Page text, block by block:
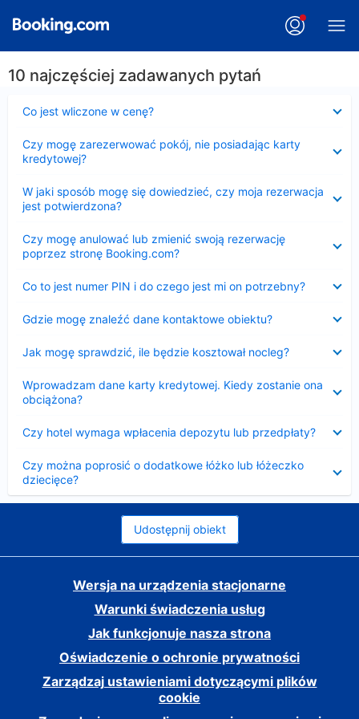
10 najczęściej zadawanych pytań
Co jest wliczone w cenę?
Czy mogę zarezerwować pokój, nie posiadając karty
kredytowej?
W jaki sposób mogę się dowiedzieć, czy moja rezerwacja
jest potwierdzona?
Czy mogę anulować lub zmienić swoją rezerwację
poprzez stronę Booking.com?
Co to jest numer PIN i do czego jest mi on potrzebny?
Gdzie mogę znaleźć dane kontaktowe obiektu?
Jak mogę sprawdzić, ile będzie kosztował nocleg?
Wprowadzam dane karty kredytowej. Kiedy zostanie ona
obciążona?
Czy hotel wymaga wpłacenia depozytu lub przedpłaty?
Czy można poprosić o dodatkowe łóżko lub łóżeczko
dziecięce?
Udostępnij obiekt
Wersja na urządzenia stacjonarne
Warunki świadczenia usług
Jak funkcjonuje nasza strona
Oświadczenie o ochronie prywatności
Zarządzaj ustawieniami dotyczącymi plików
cookie